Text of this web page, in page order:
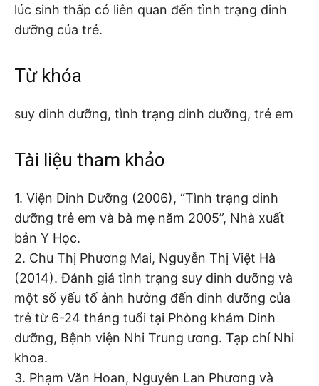
lúc sinh thấp có liên quan đến tình trạng dinh
dưỡng của trẻ.
Từ khóa
suy dinh dưỡng, tình trạng dinh dưỡng, trẻ em
Tài liệu tham khảo
1. Viện Dinh Dưỡng (2006), “Tình trạng dinh
dưỡng trẻ em và bà mẹ năm 2005”, Nhà xuất
bản Y Học.
2. Chu Thị Phương Mai, Nguyễn Thị Việt Hà
(2014). Đánh giá tình trạng suy dinh dưỡng và
một số yếu tố ảnh hưởng đến dinh dưỡng của
trẻ từ 6-24 tháng tuổi tại Phòng khám Dinh
dưỡng, Bệnh viện Nhi Trung ương. Tạp chí Nhi
khoa.
3. Phạm Văn Hoan, Nguyễn Lan Phương và